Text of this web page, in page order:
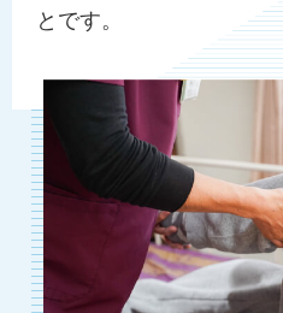
とです。